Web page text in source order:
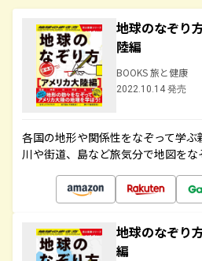
地球のなぞ
陸編
BOOKS 旅と健康
2022.10.14 発売
各国の地形や関係性をなぞって学ぶ
川や街道、島など旅気分で地図をな
地球のなぞ
編